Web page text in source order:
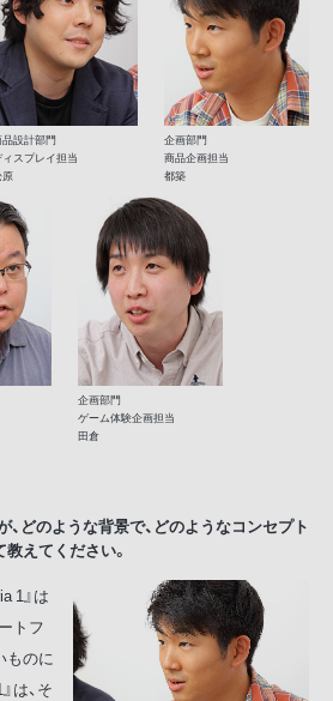
品設計部門
ィスプレイ担当
原
企画部門
商品企画担当
都築
企画部門
ゲーム体験企画担当
田倉
、どのような背景で、どのようなコンセプト
えてください。
1』は
トフ
ものに
は、そ